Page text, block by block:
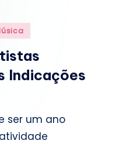
Indicações
ser um ano